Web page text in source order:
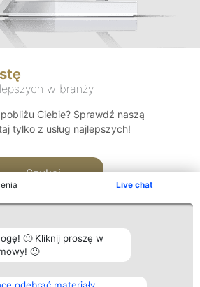
Live chat
🙂 Kliknij proszę w
🙂
w branży
Ciebie? Sprawdź naszą
tylko z usług najlepszych!
Szukaj
Plebiscyt Kontakt